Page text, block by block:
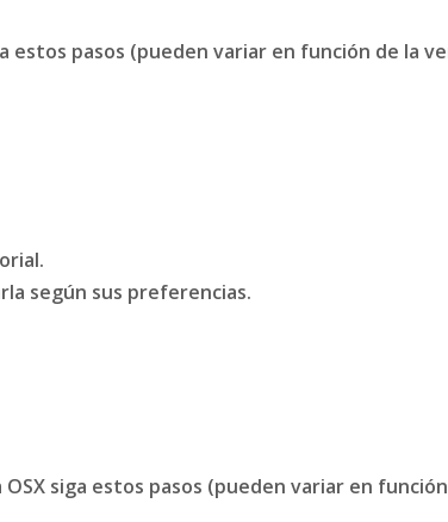
estos pasos (pueden variar en función de la
según sus preferencias.
siga estos pasos (pueden variar en